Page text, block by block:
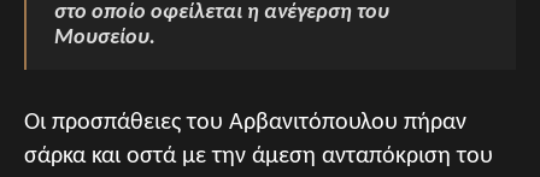
στο οποίο οφείλεται η ανέγερση του
Μουσείου.
Οι προσπάθειες του Αρβανιτόπουλου πήραν
σάρκα και οστά με την άμεση ανταπόκριση του